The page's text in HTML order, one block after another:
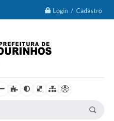
Login / Cadastro